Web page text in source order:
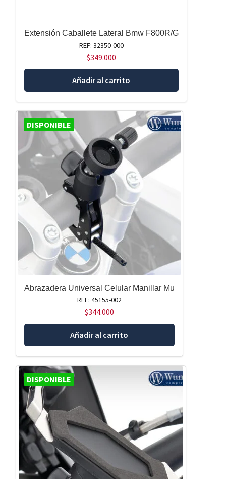
Extensión Caballete Lateral Bmw F800R/G
REF: 32350-000
$349.000
Añadir al carrito
DISPONIBLE
Abrazadera Universal Celular Manillar Mu
REF: 45155-002
$344.000
Añadir al carrito
DISPONIBLE